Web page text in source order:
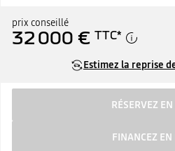
prix conseillé
32 000 € TTC*
Estimez la reprise
RÉSERVEZ
FINANCEZ EN